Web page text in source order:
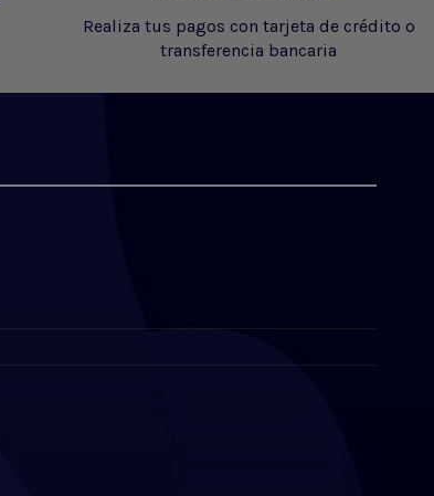
Realiza tus pagos con tarjeta de crédito o
transferencia bancaria